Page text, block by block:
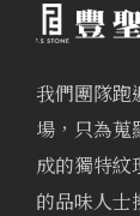
我們團隊跑
場，只為蒐
成的獨特紋
的品味人士